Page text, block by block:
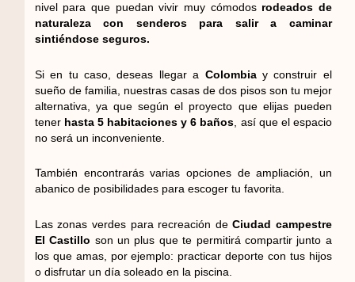
nivel para que puedan vivir muy cómodos rodeados de
naturaleza con senderos para salir a caminar
sintiéndose seguros.
Si en tu caso, deseas llegar a Colombiay construir el
sueño de familia, nuestras casas de dos pisos son tu mejor
alternativa, ya que según el proyecto que elijas pueden
tener hasta 5 habitaciones y 6 baños , así que el espacio
no será un inconveniente.
También encontrarás varias opciones de ampliación, un
abanico de posibilidades para escoger tu favorita.
Las zonas verdes para recreación deCiudad campestre
El Castillo son un plus que te permitirá compartir junto a
los que amas, por ejemplo: practicar deporte con tus hijos
o disfrutar un día soleado en la piscina.